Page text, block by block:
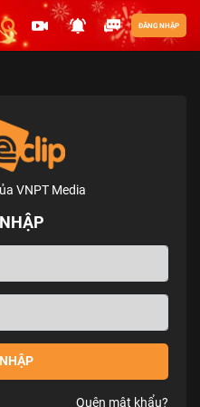
ĐĂNG NHẬP
VNPT Media
Quên mật khẩu?